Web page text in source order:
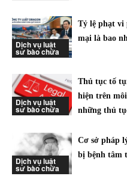
Dịch vụ luật
sư bào chữa
Tỷ lệ phạt vi
mại là bao
Dịch vụ luật
sư bào chữa
Thủ tục tố
hiện trên
những thủ
Dịch vụ luật
sư bào chữa
Cơ sở pháp
bị bệnh tâm